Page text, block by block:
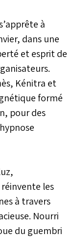
à
dans une
et esprit de
Kénitra et
formé
pour des
les
à travers
Nourri
du guembri